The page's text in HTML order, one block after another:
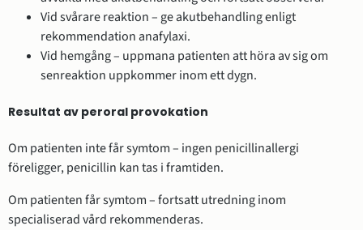
Vid svårare reaktion – ge akutbehandling enligt
rekommendation anafylaxi.
Vid hemgång – uppmana patienten att höra av sig om
senreaktion uppkommer inom ett dygn.
Resultat av peroral provokation
Om patienten inte får symtom – ingen penicillinallergi
föreligger, penicillin kan tas i framtiden.
Om patienten får symtom – fortsatt utredning inom
specialiserad vård rekommenderas.